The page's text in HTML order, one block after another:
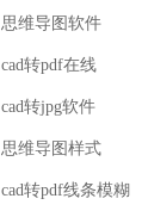
思维导图软件
cad转pdf在线
cad转jpg软件
思维导图样式
cad转pdf线条模糊